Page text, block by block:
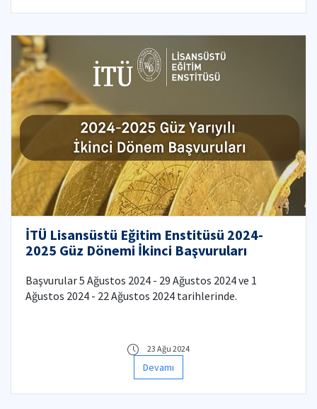
İTÜ Lisansüstü Eğitim Enstitüsü 2024-
2025 Güz Dönemi İkinci Başvuruları
Başvurular 5 Ağustos 2024 - 29 Ağustos 2024 ve 1
Ağustos 2024 - 22 Ağustos 2024 tarihlerinde.
23 Ağu 2024
Devamı